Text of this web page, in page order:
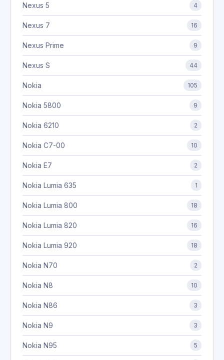
Nexus 5 4
Nexus 7 16
Nexus Prime 9
Nexus S 44
Nokia 105
Nokia 5800 9
Nokia 6210 2
Nokia C7-00 10
Nokia E7 2
Nokia Lumia 635 1
Nokia Lumia 800 18
Nokia Lumia 820 16
Nokia Lumia 920 18
Nokia N70 2
Nokia N8 10
Nokia N86 3
Nokia N9 3
Nokia N95 5